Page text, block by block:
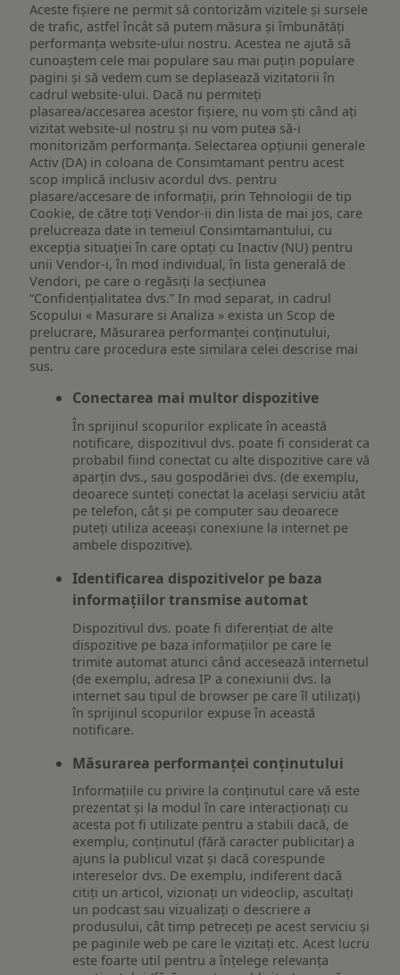
Aceste fișiere ne permit să contorizăm vizitele și sursele
de trafic, astfel încât să putem măsura și îmbunătăți
performanța website-ului nostru. Acestea ne ajută să
cunoaștem cele mai populare sau mai puțin populare
pagini și să vedem cum se deplasează vizitatorii în
cadrul website-ului. Dacă nu permiteți
plasarea/accesarea acestor fișiere, nu vom ști când ați
vizitat website-ul nostru și nu vom putea să-i
monitorizăm performanța. Selectarea opțiunii generale
Activ (DA) in coloana de Consimtamant pentru acest
scop implică inclusiv acordul dvs. pentru
plasare/accesare de informații, prin Tehnologii de tip
Cookie, de către toți Vendor-ii din lista de mai jos, care
prelucreaza date in temeiul Consimtamantului, cu
excepția situației în care optați cu Inactiv (NU) pentru
unii Vendor-i, în mod individual, în lista generală de
Vendori, pe care o regăsiți la secțiunea
“Confidențialitatea dvs.” In mod separat, in cadrul
Scopului « Masurare si Analiza » exista un Scop de
prelucrare, Măsurarea performanței conținutului,
pentru care procedura este similara celei descrise mai
sus.
Conectarea mai multor dispozitive
În sprijinul scopurilor explicate în această
notificare, dispozitivul dvs. poate fi considerat ca
probabil fiind conectat cu alte dispozitive care vă
aparțin dvs., sau gospodăriei dvs. (de exemplu,
deoarece sunteți conectat la același serviciu atât
pe telefon, cât și pe computer sau deoarece
puteți utiliza aceeași conexiune la internet pe
ambele dispozitive).
Identificarea dispozitivelor pe baza
informațiilor transmise automat
Dispozitivul dvs. poate fi diferențiat de alte
dispozitive pe baza informațiilor pe care le
trimite automat atunci când accesează internetul
(de exemplu, adresa IP a conexiunii dvs. la
internet sau tipul de browser pe care îl utilizați)
în sprijinul scopurilor expuse în această
notificare.
Măsurarea performanței conținutului
Informațiile cu privire la conținutul care vă este
prezentat și la modul în care interacționați cu
acesta pot fi utilizate pentru a stabili dacă, de
exemplu, conținutul (fără caracter publicitar) a
ajuns la publicul vizat și dacă corespunde
intereselor dvs. De exemplu, indiferent dacă
citiți un articol, vizionați un videoclip, ascultați
un podcast sau vizualizați o descriere a
produsului, cât timp petreceți pe acest serviciu și
pe paginile web pe care le vizitați etc. Acest lucru
este foarte util pentru a înțelege relevanța